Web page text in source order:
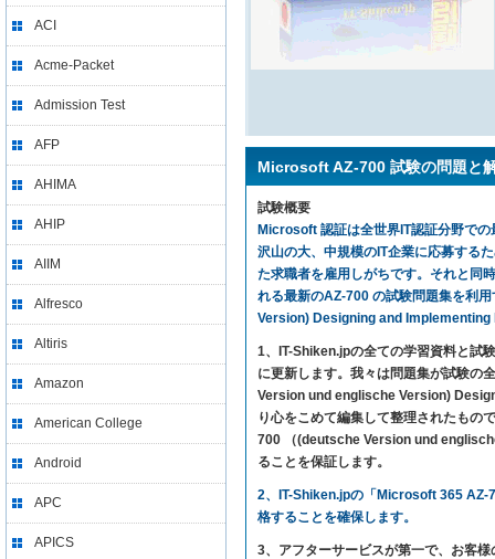
ACI
Acme-Packet
Admission Test
AFP
AHIMA
AHIP
AIIM
Alfresco
Altiris
Amazon
American College
Android
APC
APICS
Microsoft AZ-700 試験の問題と
試験概要
Microsoft 認証は全世界IT認証分野で
沢山の大、中規模のIT企業に応募する
た求職者を雇用しがちです。それと同
れる最新のAZ-700 の試験問題集を利
Version) Designing and
1、IT-Shiken.jpの全ての学習資料と試
に更新します。我々は問題集が試験の
Version und englische Version)
り心をこめて編集して整理されたも
700 （(deutsche Version und
ることを保証します。
2、IT-Shiken.jpの「Microsoft 365 AZ-
格することを確保します。
3、アフターサービスが第一で、お客